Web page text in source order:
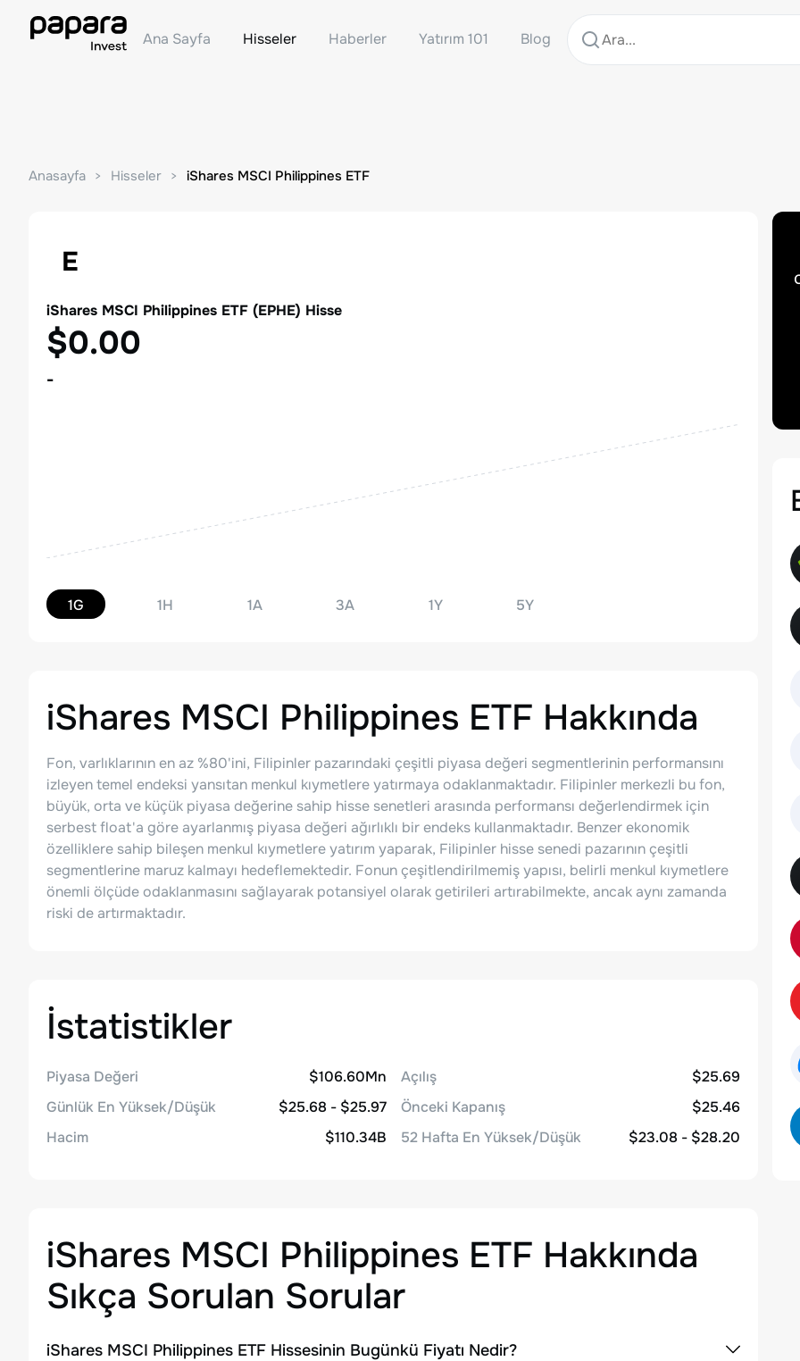
Ana Sayfa Hisseler Haberler Yatırım 101 Blog
Anasayfa Hisseler iShares MSCI Philippines ETF
E
iShares MSCI Philippines ETF (EPHE) Hisse
$0.00
-
1G 1H 1A 3A 1Y 5Y
iShares MSCI Philippines ETF Hakkında
Fon, varlıklarının en az %80'ini, Filipinler pazarındaki çeşitli piyasa değeri segmentlerinin performansını
izleyen temel endeksi yansıtan menkul kıymetlere yatırmaya odaklanmaktadır. Filipinler merkezli bu fon,
büyük, orta ve küçük piyasa değerine sahip hisse senetleri arasında performansı değerlendirmek için
serbest float'a göre ayarlanmış piyasa değeri ağırlıklı bir endeks kullanmaktadır. Benzer ekonomik
özelliklere sahip bileşen menkul kıymetlere yatırım yaparak, Filipinler hisse senedi pazarının çeşitli
segmentlerine maruz kalmayı hedeflemektedir. Fonun çeşitlendirilmemiş yapısı, belirli menkul kıymetlere
önemli ölçüde odaklanmasını sağlayarak potansiyel olarak getirileri artırabilmekte, ancak aynı zamanda
riski de artırmaktadır.
İstatistikler
Piyasa Değeri
$106.60Mn
Günlük En Yüksek/Düşük
$25.68 - $25.97
Hacim
$110.34B
Açılış
$25.69
Önceki Kapanış
$25.46
52 Hafta En Yüksek/Düşük
$23.08 - $28.20
iShares MSCI Philippines ETF Hakkında
Sıkça Sorulan Sorular
iShares MSCI Philippines ETF Hissesinin Bugünkü Fiyatı Nedir?